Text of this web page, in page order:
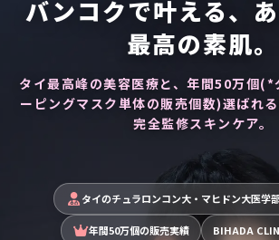
バンコクで叶える、
最高の素肌。
タイ最高峰の美容医療と、年間50万個(*
ーピングマスク単体の販売個数)選ばれ
完全監修スキンケア。
タイのチュラロンコン大・マヒドン大医学
年間50万個の販売実績 BIHADA